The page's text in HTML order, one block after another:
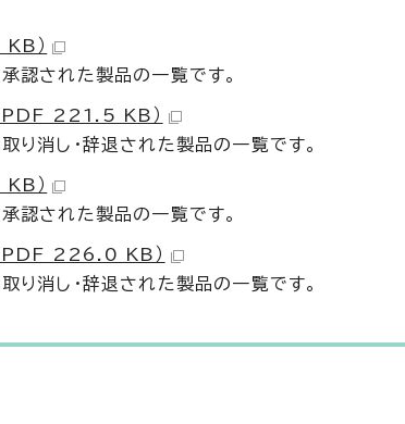
）
認された製品の一覧です。
（PDF 221.5 KB）
消し・辞退された製品の一覧です。
）
認された製品の一覧です。
（PDF 226.0 KB）
消し・辞退された製品の一覧です。